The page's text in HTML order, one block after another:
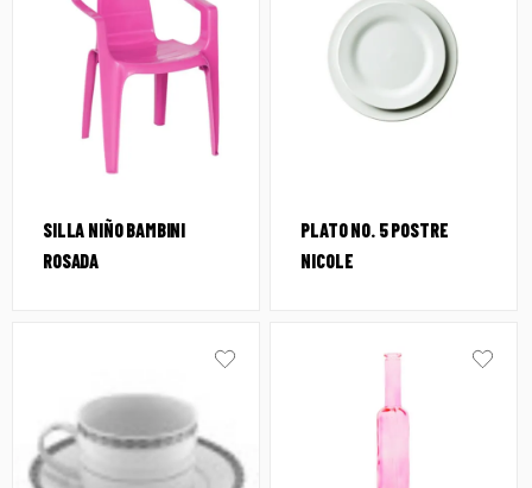
SILLA NIÑO BAMBINI
ROSADA
PLATO NO. 5 POSTRE
NICOLE